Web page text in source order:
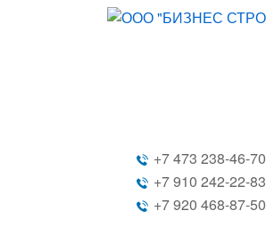
+7 473 238-46-70
+7 910 242-22-83
+7 920 468-87-50